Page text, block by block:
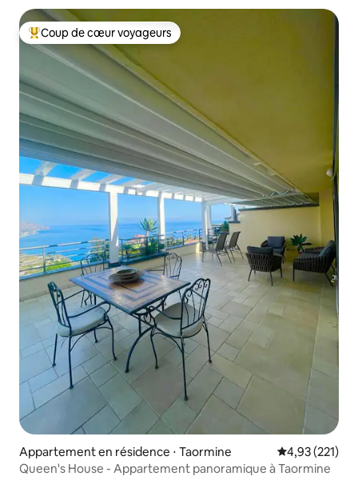
Coups de cœur voyageurs les plus appréciés
Coup de cœur voyageurs
Appartement en résidence ⋅ Taormine Évaluation
4,93 (221)
Queen's House - Appartement panoramique à Taormine